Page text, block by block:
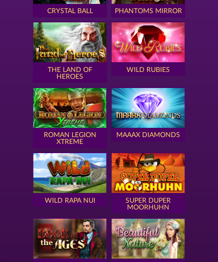
CRYSTAL BALL PHANTOMS MIRROR
THE LAND OF
HEROES
WILD RUBIES
ROMAN LEGION
XTREME
MAAAX DIAMONDS
WILD RAPA NUI
SUPER DUPER
MOORHUHN